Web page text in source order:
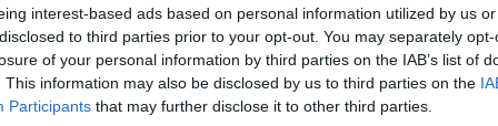
interest-based ads based on personal information utilized by us
to third parties prior to your opt-out. You may separately
of your personal information by third parties on the IAB’s list of
This information may also be disclosed by us to third parties on the
Participants that may further disclose it to other third parties.
közé tartozott.